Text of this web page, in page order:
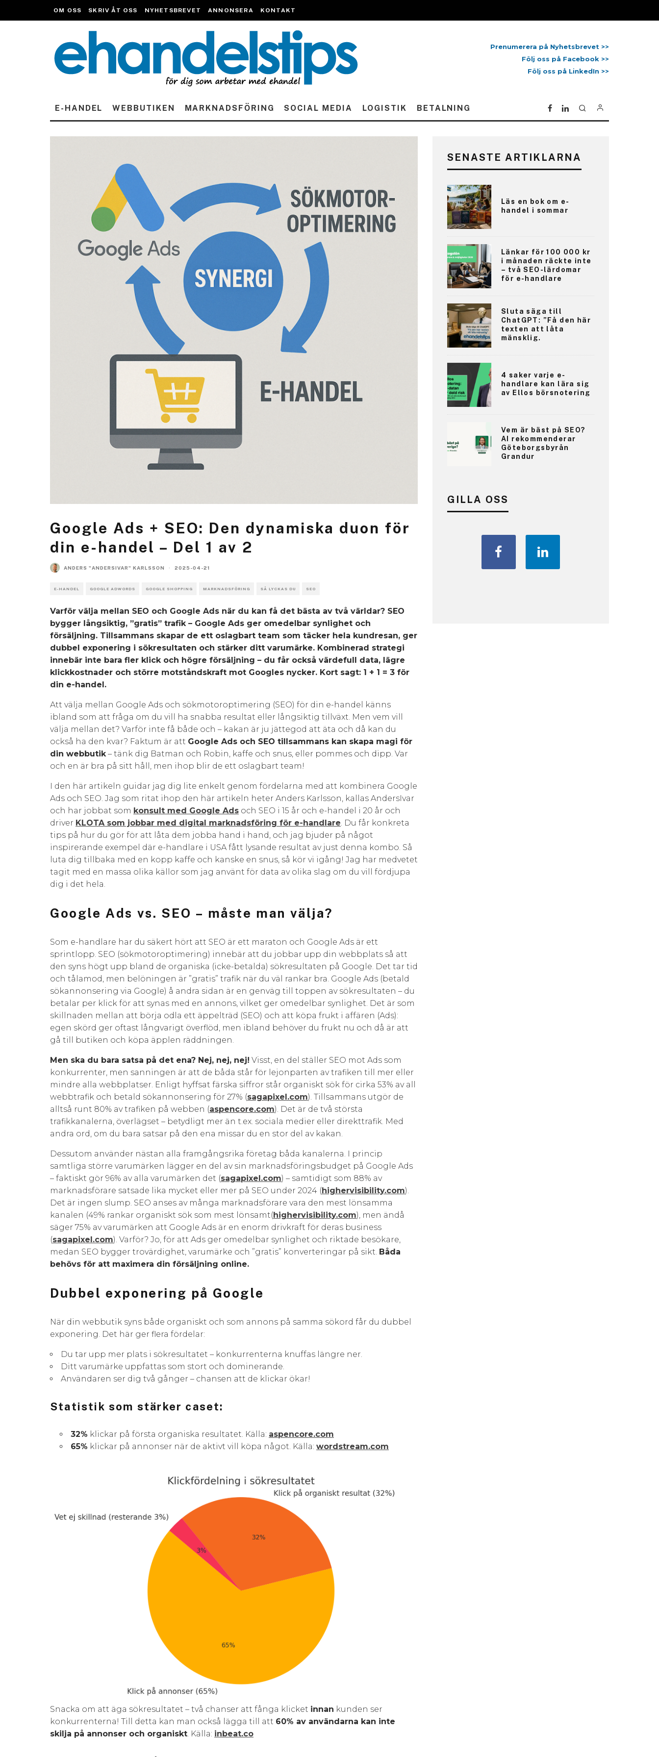
OM OSS SKRIV ÅT OSS NYHETSBREVET ANNONSERA KONTAKT
Prenumerera på Nyhetsbrevet >>
Följ oss på Facebook >>
Följ oss på LinkedIn >>
E-HANDEL WEBBUTIKEN MARKNADSFÖRING SOCIAL MEDIA LOGISTIK BETALNING
Google Ads + SEO: Den dynamiska duon för
din e-handel – Del 1 av 2
ANDERS "ANDERSIVAR" KARLSSON · 2025-04-21
E-HANDEL GOOGLE ADWORDS GOOGLE SHOPPING MARKNADSFÖRING SÅ LYCKAS DU SEO
Varför välja mellan SEO och Google Ads när du kan få det bästa av två världar? SEO
bygger långsiktig, ”gratis” trafik – Google Ads ger omedelbar synlighet och
försäljning. Tillsammans skapar de ett oslagbart team som täcker hela kundresan, ger
dubbel exponering i sökresultaten och stärker ditt varumärke. Kombinerad strategi
innebär inte bara fler klick och högre försäljning – du får också värdefull data, lägre
klickkostnader och större motståndskraft mot Googles nycker. Kort sagt: 1 + 1 = 3 för
din e-handel.
Att välja mellan Google Ads och sökmotoroptimering (SEO) för din e-handel känns
ibland som att fråga om du vill ha snabba resultat eller långsiktig tillväxt. Men vem vill
välja mellan det? Varför inte få både och – kakan är ju jättegod att äta och då kan du
också ha den kvar? Faktum är att Google Ads och SEO tillsammans kan skapa magi för
din webbutik– tänk dig Batman och Robin, kaffe och snus, eller pommes och dipp. Var
och en är bra på sitt håll, men ihop blir de ett oslagbart team!
I den här artikeln guidar jag dig lite enkelt genom fördelarna med att kombinera Google
Ads och SEO. Jag som ritat ihop den här artikeln heter Anders Karlsson, kallas AndersIvar
och har jobbat som konsult med Google Ads och SEO i 15 år och e-handel i 20 år och
driver KLOTA som jobbar med digital marknadsföring för e-handlare. Du får konkreta
tips på hur du gör för att låta dem jobba hand i hand, och jag bjuder på något
inspirerande exempel där e-handlare i USA fått lysande resultat av just denna kombo. Så
luta dig tillbaka med en kopp kaffe och kanske en snus, så kör vi igång! Jag har medvetet
tagit med en massa olika källor som jag använt för data av olika slag om du vill fördjupa
dig i det hela.
Google Ads vs. SEO – måste man välja?
Som e-handlare har du säkert hört att SEO är ett maraton och Google Ads är ett
sprintlopp. SEO (sökmotoroptimering) innebär att du jobbar upp din webbplats så att
den syns högt upp bland de organiska (icke-betalda) sökresultaten på Google. Det tar tid
och tålamod, men belöningen är ”gratis” trafik när du väl rankar bra. Google Ads (betald
sökannonsering via Google) å andra sidan är en genväg till toppen av sökresultaten – du
betalar per klick för att synas med en annons, vilket ger omedelbar synlighet. Det är som
skillnaden mellan att börja odla ett äppelträd (SEO) och att köpa frukt i affären (Ads):
egen skörd ger oftast långvarigt överflöd, men ibland behöver du frukt nu och då är att
gå till butiken och köpa äpplen räddningen.
Men ska du bara satsa på det ena? Nej, nej, nej! Visst, en del ställer SEO mot Ads som
konkurrenter, men sanningen är att de båda står för lejonparten av trafiken till mer eller
mindre alla webbplatser. Enligt hyffsat färska siffror står organiskt sök för cirka 53% av all
webbtrafik och betald sökannonsering för 27% (​sagapixel.com). Tillsammans utgör de
alltså runt 80% av trafiken på webben​ (aspencore.com). Det är de två största
trafikkanalerna, överlägset – betydligt mer än t.ex. sociala medier eller direkttrafik. Med
andra ord, om du bara satsar på den ena missar du en stor del av kakan.
Dessutom använder nästan alla framgångsrika företag båda kanalerna. I princip
samtliga större varumärken lägger en del av sin marknadsföringsbudget på Google Ads
– faktiskt gör 96% av alla varumärken det​ (sagapixel.com) – samtidigt som 88% av
marknadsförare satsade lika mycket eller mer på SEO under 2024 (​highervisibility.com).
Det är ingen slump. SEO anses av många marknadsförare vara den mest lönsamma
kanalen (49% rankar organiskt sök som mest lönsamt​(highervisibility.com), men ändå
säger 75% av varumärken att Google Ads är en enorm drivkraft för deras business​
(sagapixel.com). Varför? Jo, för att Ads ger omedelbar synlighet och riktade besökare,
medan SEO bygger trovärdighet, varumärke och ”gratis” konverteringar på sikt. Båda
behövs för att maximera din försäljning online.
Dubbel exponering på Google
När din webbutik syns både organiskt och som annons på samma sökord får du dubbel
exponering. Det här ger flera fördelar:
Du tar upp mer plats i sökresultatet – konkurrenterna knuffas längre ner.
Ditt varumärke uppfattas som stort och dominerande.
Användaren ser dig två gånger – chansen att de klickar ökar!
Statistik som stärker caset:
32% klickar på första organiska resultatet. Källa: aspencore.com
65% klickar på annonser när de aktivt vill köpa något. Källa: wordstream.com
Snacka om att äga sökresultatet – två chanser att fånga klicket innan kunden ser
konkurrenterna! Till detta kan man också lägga till att 60% av användarna kan inte
skilja på annonser och organiskt . Källa: inbeat.co
SENASTE ARTIKLARNA
Läs en bok om e-
handel i sommar
Länkar för 100 000 kr
i månaden räckte inte
– två SEO-lärdomar
för e-handlare
Sluta säga till
ChatGPT: ”Få den här
texten att låta
mänsklig.
4 saker varje e-
handlare kan lära sig
av Ellos börsnotering
Vem är bäst på SEO?
AI rekommenderar
Göteborgsbyrån
Grandur
GILLA OSS